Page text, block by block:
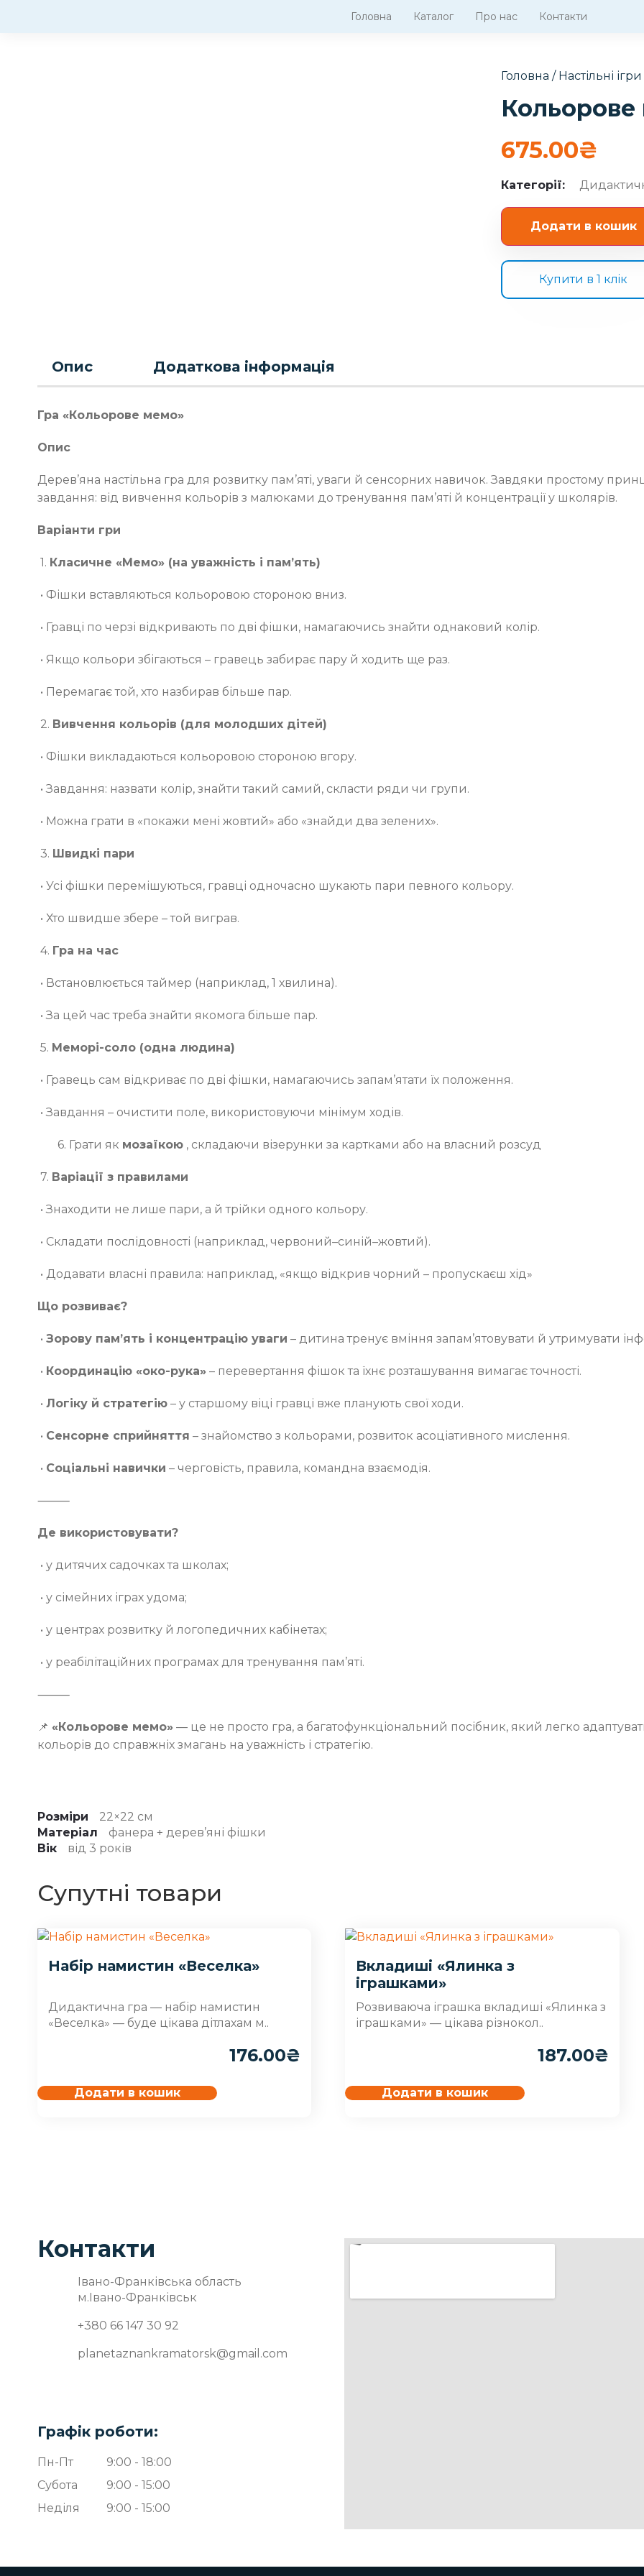
Головна Каталог Про нас Контакти
Головна / Настільні ігри
675.00₴
Категорії:
Додати в кошик
Купити в 1 клiк
Опис Додаткова інформація
Гра «Кольорове мемо»
Опис
Дерев’яна настільна гра для розвитку пам’яті, уваги й сенсорних навичок. Завдяки простому
завдання: від вивчення кольорів з малюками до тренування пам’яті й концентрації у школярів.
Варіанти гри
1. Класичне «Мемо» (на уважність і пам’ять)
• Фішки вставляються кольоровою стороною вниз.
• Гравці по черзі відкривають по дві фішки, намагаючись знайти однаковий колір.
• Якщо кольори збігаються – гравець забирає пару й ходить ще раз.
• Перемагає той, хто назбирав більше пар.
2. Вивчення кольорів (для молодших дітей)
• Фішки викладаються кольоровою стороною вгору.
• Завдання: назвати колір, знайти такий самий, скласти ряди чи групи.
• Можна грати в «покажи мені жовтий» або «знайди два зелених».
3. Швидкі пари
• Усі фішки перемішуються, гравці одночасно шукають пари певного кольору.
• Хто швидше збере – той виграв.
4. Гра на час
• Встановлюється таймер (наприклад, 1 хвилина).
• За цей час треба знайти якомога більше пар.
5. Меморі-соло (одна людина)
• Гравець сам відкриває по дві фішки, намагаючись запам’ятати їх положення.
• Завдання – очистити поле, використовуючи мінімум ходів.
6. Грати як мозаїкою , складаючи візерунки за картками або на власний розсуд
7. Варіації з правилами
• Знаходити не лише пари, а й трійки одного кольору.
• Складати послідовності (наприклад, червоний–синій–жовтий).
• Додавати власні правила: наприклад, «якщо відкрив чорний – пропускаєш хід»
Що розвиває?
• Зорову пам’ять і концентрацію уваги – дитина тренує вміння запам’ятовувати й утримувати
• Координацію «око-рука» – перевертання фішок та їхнє розташування вимагає точності.
• Логіку й стратегію – у старшому віці гравці вже планують свої ходи.
• Сенсорне сприйняття – знайомство з кольорами, розвиток асоціативного мислення.
• Соціальні навички – черговість, правила, командна взаємодія.
⸻
Де використовувати?
• у дитячих садочках та школах;
• у сімейних іграх удома;
• у центрах розвитку й логопедичних кабінетах;
• у реабілітаційних програмах для тренування пам’яті.
⸻
📌 «Кольорове мемо» — це не просто гра, а багатофункціональний посібник, який легко
кольорів до справжніх змагань на уважність і стратегію.
Розміри
22×22 см
Матеріал
фанера + дерев’яні фішки
Вік
від 3 років
Супутні товари
Набір намистин «Веселка»
Дидактична гра — набір намистин
«Веселка» — буде цікава дітлахам м..
176.00₴
Додати в кошик
Вкладиші «Ялинка з
іграшками»
Розвиваюча іграшка вкладиші «Ялинка з
іграшками» — цікава різнокол..
187.00₴
Додати в кошик
Контакти
Івано-Франківська область
м.Івано-Франківськ
+380 66 147 30 92
planetaznankramatorsk@gmail.com
Графік роботи:
Пн-Пт
Субота
Неділя
9:00 - 18:00
9:00 - 15:00
9:00 - 15:00